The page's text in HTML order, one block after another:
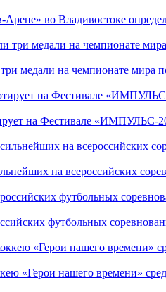
во Владивостоке
медали на чемпионате мира
на Фестивале «ИМПУЛЬС-
на всероссийских
футбольных
«Герои нашего времени»